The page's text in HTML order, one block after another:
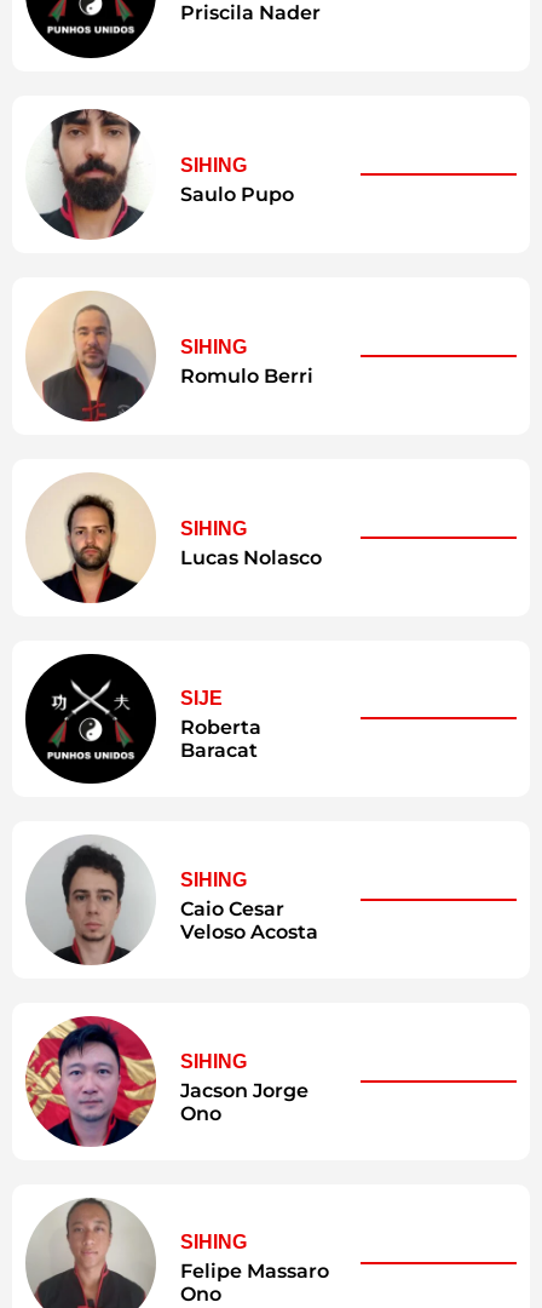
Priscila Nader
SIHING
Saulo Pupo
SIHING
Romulo Berri
SIHING
Lucas Nolasco
SIJE
Roberta
Baracat
SIHING
Caio Cesar
Veloso Acosta
SIHING
Jacson Jorge
Ono
SIHING
Felipe Massaro
Ono